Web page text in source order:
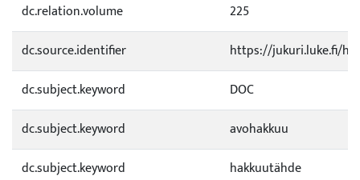
dc.relation.volume
225
dc.source.identifier
https://jukuri.luke.fi/
dc.subject.keyword
DOC
dc.subject.keyword
avohakkuu
dc.subject.keyword
hakkuutähde